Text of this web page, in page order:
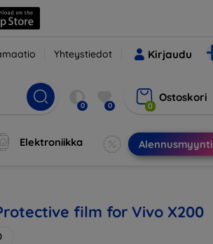
Yhteystiedot Kirjaudu
0 0 0
Ostoskori
Elektroniikka Alennusmyynti
film for Vivo X200